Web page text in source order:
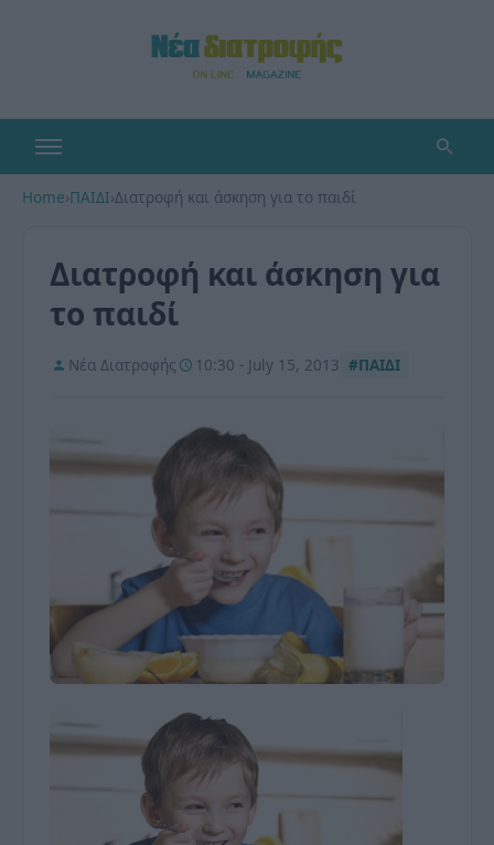
Home›ΠΑΙΔΙ›Διατροφή και άσκηση για το παιδί
Διατροφή και άσκηση για
το παιδί
Νέα Διατροφής 10:30 - July 15, 2013 #ΠΑΙΔΙ